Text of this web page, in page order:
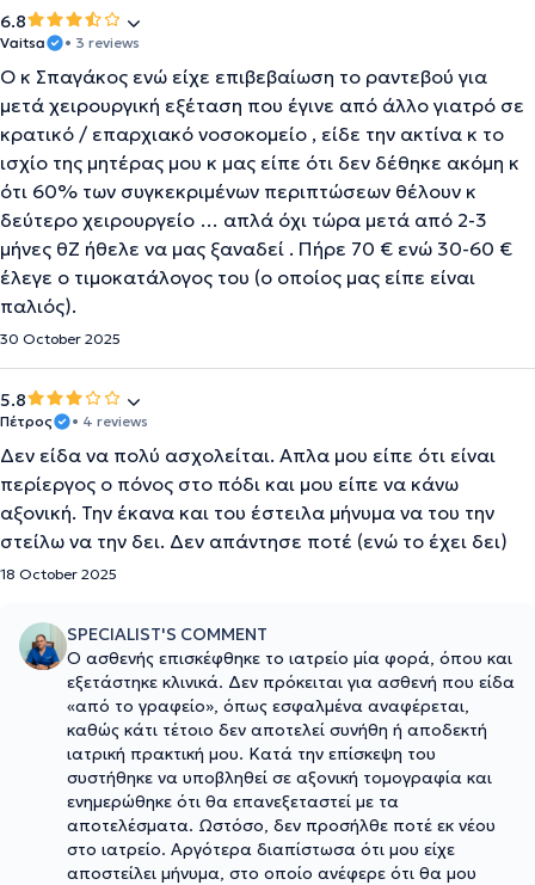
6.8
Vaitsa • 3 reviews
Ο κ Σπαγάκος ενώ είχε επιβεβαίωση το ραντεβού για
μετά χειρουργική εξέταση που έγινε από άλλο γιατρό σε
κρατικό / επαρχιακό νοσοκομείο , είδε την ακτίνα κ το
ισχίο της μητέρας μου κ μας είπε ότι δεν δέθηκε ακόμη κ
ότι 60% των συγκεκριμένων περιπτώσεων θέλουν κ
δεύτερο χειρουργείο … απλά όχι τώρα μετά από 2-3
μήνες θΖ ήθελε να μας ξαναδεί . Πήρε 70 € ενώ 30-60 €
έλεγε ο τιμοκατάλογος του (ο οποίος μας είπε είναι
παλιός).
30 October 2025
5.8
Πέτρος • 4 reviews
Δεν είδα να πολύ ασχολείται. Απλα μου είπε ότι είναι
περίεργος ο πόνος στο πόδι και μου είπε να κάνω
αξονική. Την έκανα και του έστειλα μήνυμα να του την
στείλω να την δει. Δεν απάντησε ποτέ (ενώ το έχει δει)
18 October 2025
SPECIALIST'S COMMENT
Ο ασθενής επισκέφθηκε το ιατρείο μία φορά, όπου και
εξετάστηκε κλινικά. Δεν πρόκειται για ασθενή που είδα
«από το γραφείο», όπως εσφαλμένα αναφέρεται,
καθώς κάτι τέτοιο δεν αποτελεί συνήθη ή αποδεκτή
ιατρική πρακτική μου. Κατά την επίσκεψη του
συστήθηκε να υποβληθεί σε αξονική τομογραφία και
ενημερώθηκε ότι θα επανεξεταστεί με τα
αποτελέσματα. Ωστόσο, δεν προσήλθε ποτέ εκ νέου
στο ιατρείο. Αργότερα διαπίστωσα ότι μου είχε
αποστείλει μήνυμα, στο οποίο ανέφερε ότι θα μου